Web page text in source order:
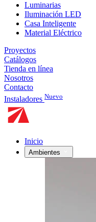
Luminarias
Iluminación LED
Casa Inteligente
Material Eléctrico
Proyectos
Catálogos
Tienda en línea
Nosotros
Contacto
Instaladores Nuevo
Inicio
Ambientes